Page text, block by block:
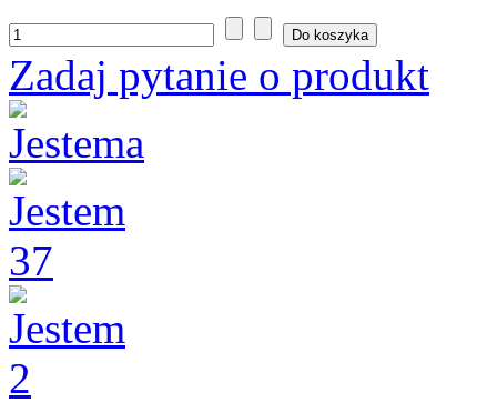
Zadaj pytanie o produkt